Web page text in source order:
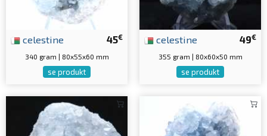
45€
celestine
340 gram | 80x55x60 mm
se produkt
49€
celestine
355 gram | 80x60x50 mm
se produkt